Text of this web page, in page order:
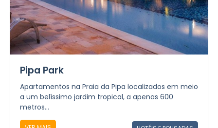
Pipa Park
Apartamentos na Praia da Pipa localizados em meio
a um belíssimo jardim tropical, a apenas 600
metros...